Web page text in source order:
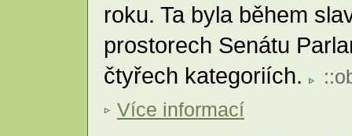
roku. Ta byla během
prostorech Senátu
čtyřech kategoriích.
::
Více informací